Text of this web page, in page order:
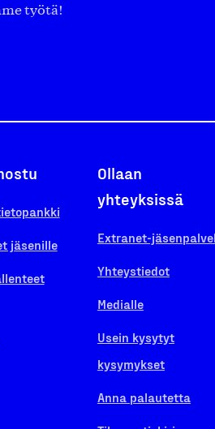
työtä!
jäsenille
Ollaan
yhteyksissä
Extranet-
Yhteystiedot
Medialle
Usein kysytyt
kysymykset
Anna palautetta